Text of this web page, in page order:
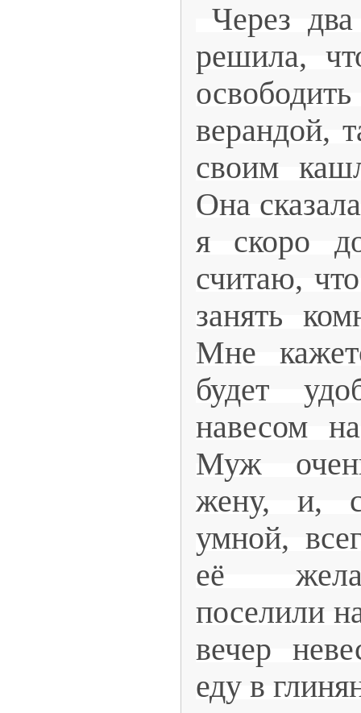
Через
решила,
верандой,
своим
Она
я скоро
считаю,
занять
Мне
будет
навесом
Муж
жену, и,
умной,
её
поселили
вечер
еду в